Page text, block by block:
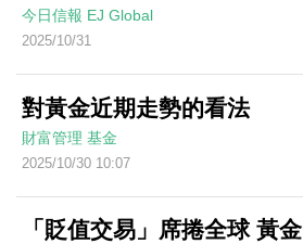
今日信報 EJ Global
2025/10/31
對黃金近期走勢的看法
財富管理 基金
2025/10/30 10:07
「貶值交易」席捲全球 黃金